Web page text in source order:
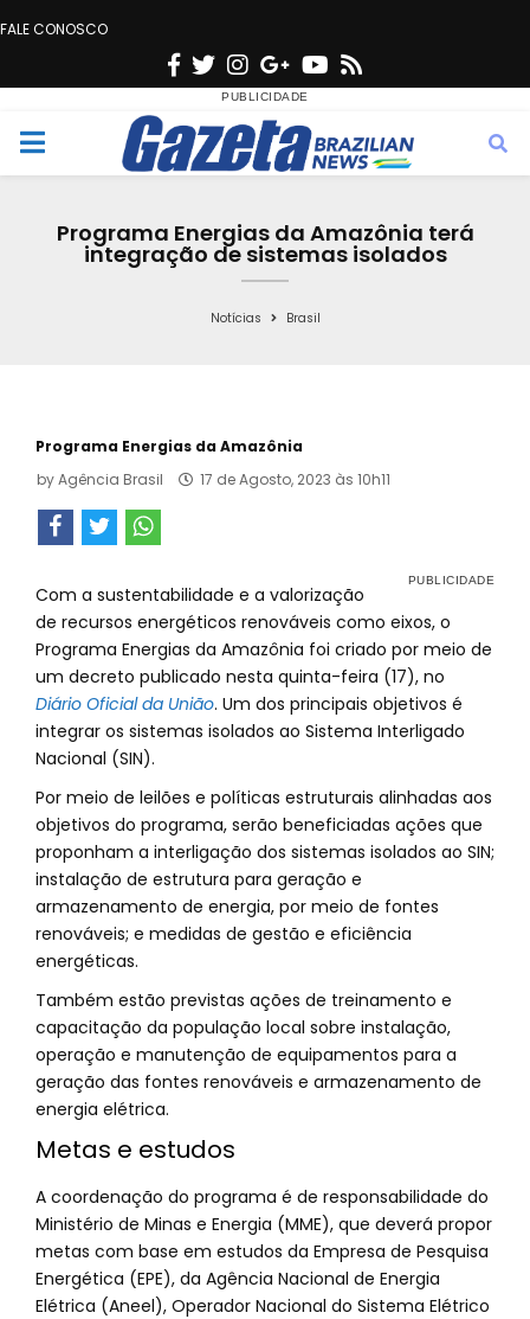
FALE CONOSCO
F
c
e
o
T
w
i
t
e
n
s
t
g
r
a
G
o
o
g
e
Y
u
t
b
s
M
Programa Energias da Amazônia terá
integração de sistemas isolados
Notícias Brasil
Programa Energias da Amazônia
byAgência Brasil 17 de Agosto, 2023 às 10h11
Com a sustentabilidade e a valorização
de recursos energéticos renováveis como eixos, o
Programa Energias da Amazônia foi criado por meio de
um decreto publicado nesta quinta-feira (17), no
Diário Oficial da União. Um dos principais objetivos é
integrar os sistemas isolados ao Sistema Interligado
Nacional (SIN).
Por meio de leilões e políticas estruturais alinhadas aos
objetivos do programa, serão beneficiadas ações que
proponham a interligação dos sistemas isolados ao SIN;
instalação de estrutura para geração e
armazenamento de energia, por meio de fontes
renováveis; e medidas de gestão e eficiência
energéticas.
Também estão previstas ações de treinamento e
capacitação da população local sobre instalação,
operação e manutenção de equipamentos para a
geração das fontes renováveis e armazenamento de
energia elétrica.
Metas e estudos
A coordenação do programa é de responsabilidade do
Ministério de Minas e Energia (MME), que deverá propor
metas com base em estudos da Empresa de Pesquisa
Energética (EPE), da Agência Nacional de Energia
Elétrica (Aneel), Operador Nacional do Sistema Elétrico